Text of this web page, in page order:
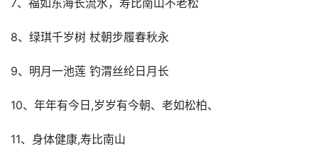
7、福如东海长流水，寿比南山不老松
8、绿琪千岁树 杖朝步履春秋永
9、明月一池莲 钓渭丝纶日月长
10、年年有今日,岁岁有今朝、老如松柏、
11、身体健康,寿比南山